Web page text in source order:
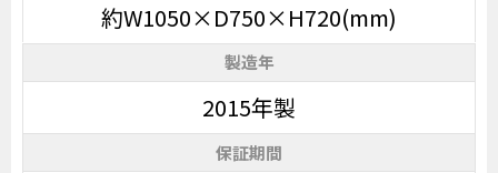
約W1050×D750×H720(mm)
製造年
2015年製
保証期間